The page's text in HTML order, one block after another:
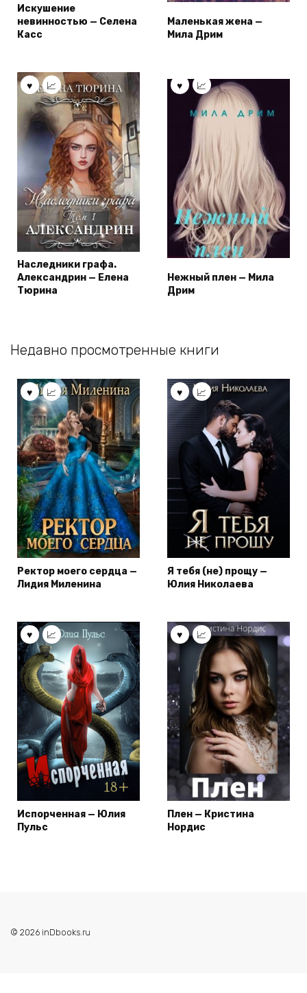
Искушение
невинностью — Селена
Касс
Маленькая жена —
Мила Дрим
Наследники графа.
Александрин — Елена
Тюрина
Нежный плен — Мила
Дрим
Недавно просмотренные книги
Ректор моего сердца —
Лидия Миленина
Я тебя (не) прощу —
Юлия Николаева
Испорченная — Юлия
Пульс
Плен — Кристина
Нордис
© 2026 inDbooks.ru